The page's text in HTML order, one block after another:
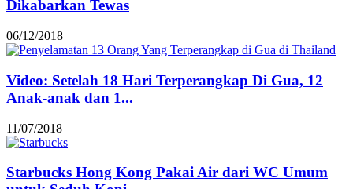
Dikabarkan Tewas
06/12/2018
Video: Setelah 18 Hari Terperangkap Di Gua, 12
Anak-anak dan 1...
11/07/2018
Starbucks Hong Kong Pakai Air dari WC Umum